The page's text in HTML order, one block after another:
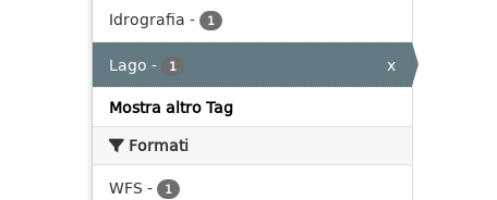
Idrografia - 1
Lago - 1
x
Mostra altro Tag
Formati
WFS - 1